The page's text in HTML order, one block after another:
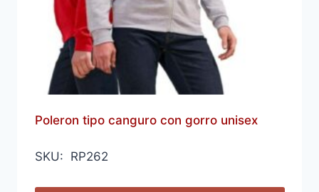
Poleron tipo canguro con gorro unisex
SKU: RP262